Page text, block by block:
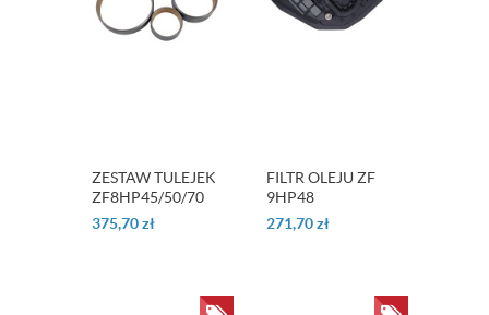
ZESTAW TULEJEK
ZF8HP45/50/70
375,70zł
FILTR OLEJU ZF
9HP48
271,70zł